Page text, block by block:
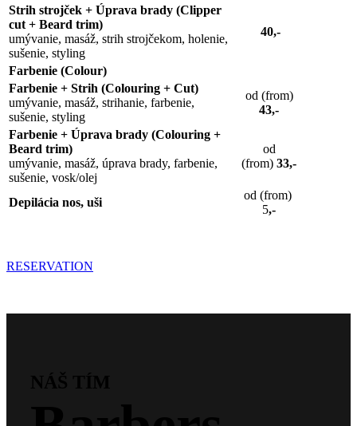
Strih strojček + Úprava brady (Clipper
cut + Beard trim)
umývanie, masáž, strih strojčekom, holenie,
sušenie, styling
40,-
Farbenie (Colour)
Farbenie + Strih (Colouring + Cut)
umývanie, masáž, strihanie, farbenie,
sušenie, styling
od (from)
43,-
Farbenie + Úprava brady (Colouring +
Beard trim)
umývanie, masáž, úprava brady, farbenie,
sušenie, vosk/olej
od
(from) 33,-
Depilácia nos, uši
od (from)
5,-
RESERVATION